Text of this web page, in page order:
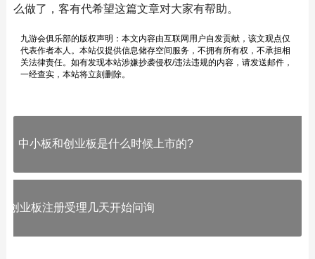
么做了，客有代希望这篇文章对大家有帮助。
九游会俱乐部的版权声明：本文内容由互联网用户自发贡献，该文观点仅
代表作者本人。本站仅提供信息储存空间服务，不拥有所有权，不承担相
关法律责任。如有发现本站涉嫌抄袭侵权/违法违规的内容，请发送邮件，
一经查实，本站将立刻删除。
中小板和创业板是什么时候上市的?
创业板注册受理几天开始问询